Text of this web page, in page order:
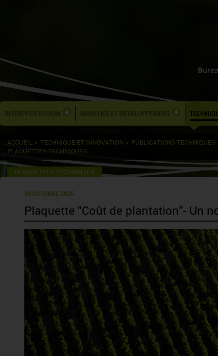
INTERPROFESSION MARCHÉS ET DÉVELOPPEMENT
ACCUEIL > TECHNIQUE ET INNOVATION > PUBLICATIONS TECHNIQUES
PLAQUETTES TECHNIQUES
PLAQUETTES TECHNIQUES
30 OCTOBRE 2025
Plaquette "Coût de plantation"- Un